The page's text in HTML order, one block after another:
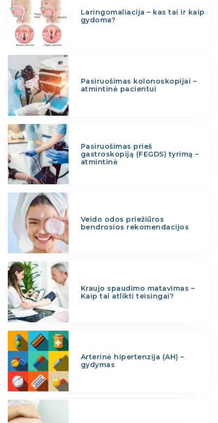
Laringomaliacija – kas tai ir kaip
gydoma?
Pasiruošimas kolonoskopijai –
atmintinė pacientui
Pasiruošimas prieš
gastroskopiją (FEGDS) tyrimą –
atmintinė
Veido odos priežiūros
bendrosios rekomendacijos
Kraujo spaudimo matavimas –
Kaip tai atlikti teisingai?
Arterinė hipertenzija (AH) –
gydymas